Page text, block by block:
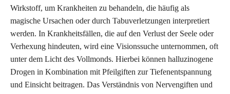
Wirkstoff, um Krankheiten zu behandeln, die häufig als
magische Ursachen oder durch Tabuverletzungen interpretiert
werden. In Krankheitsfällen, die auf den Verlust der Seele oder
Verhexung hindeuten, wird eine Visionssuche unternommen, oft
unter dem Licht des Vollmonds. Hierbei können halluzinogene
Drogen in Kombination mit Pfeilgiften zur Tiefenentspannung
und Einsicht beitragen. Das Verständnis von Nervengiften und